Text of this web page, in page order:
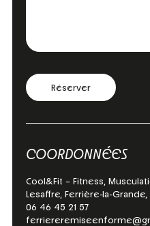
Réserver
COORDONNÉES
Cool&Fit – Fitness,
Lesaffre, Ferrière-la-Grande,
06 46 45 21 57